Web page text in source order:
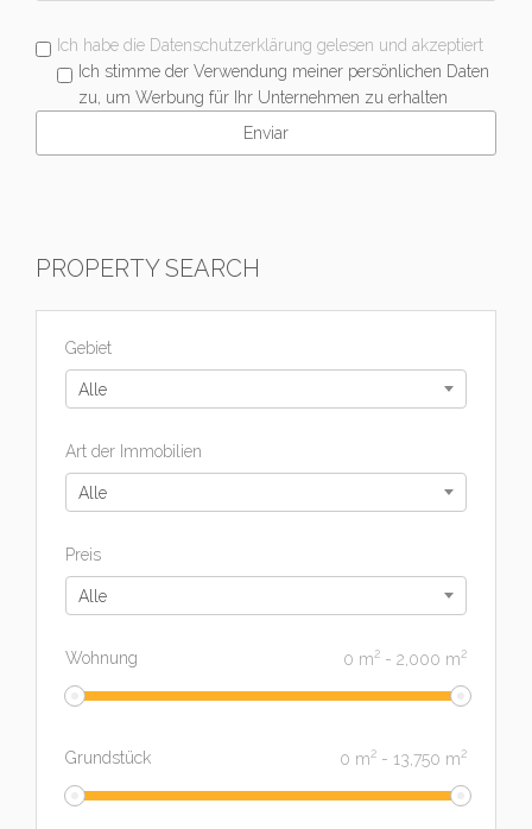
Ich habe die Datenschutzerklärung gelesen und akzeptiert
Ich stimme der Verwendung meiner persönlichen Daten
zu, um Werbung für Ihr Unternehmen zu erhalten
PROPERTY SEARCH
Gebiet
Alle
Art der Immobilien
Alle
Preis
Alle
Wohnung 0 m2 - 2,000 m2
Grundstück 0 m2 - 13,750 m2